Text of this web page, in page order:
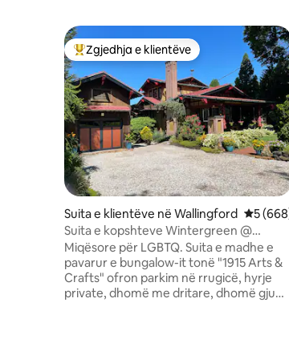
Më të mirat e zgjedhjeve të klientëve
Zgjedhja e klientëve
Suita e klientëve në Wallingford
5
Suita e kopshteve Wintergreen @
William Becroft House
Miqësore për LGBTQ. Suita e madhe e
pavarur e bungalow-it tonë "1915 Arts &
Crafts" ofron parkim në rrugicë, hyrje
private, dhomë me dritare, dhomë gjumi